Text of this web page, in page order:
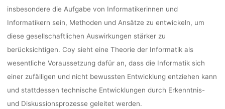
insbesondere die Aufgabe von Informatikerinnen und
Informatikern sein, Methoden und Ansätze zu entwickeln, um
diese gesellschaftlichen Auswirkungen stärker zu
berücksichtigen. Coy sieht eine Theorie der Informatik als
wesentliche Voraussetzung dafür an, dass die Informatik sich
einer zufälligen und nicht bewussten Entwicklung entziehen kann
und stattdessen technische Entwicklungen durch Erkenntnis-
und Diskussionsprozesse geleitet werden.